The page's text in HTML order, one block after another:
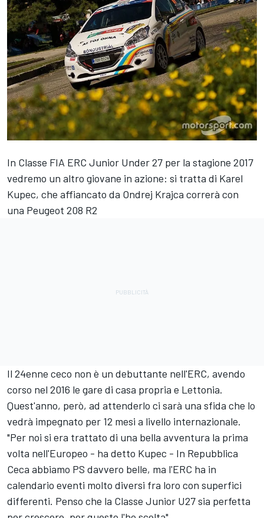
In Classe FIA ERC Junior Under 27 per la stagione 2017
vedremo un altro giovane in azione: si tratta di Karel
Kupec, che affiancato da Ondrej Krajca correrà con
una Peugeot 208 R2
Il 24enne ceco non è un debuttante nell'ERC, avendo
corso nel 2016 le gare di casa propria e Lettonia.
Quest'anno, però, ad attenderlo ci sarà una sfida che lo
vedrà impegnato per 12 mesi a livello internazionale.
"Per noi si era trattato di una bella avventura la prima
volta nell'Europeo - ha detto Kupec - In Repubblica
Ceca abbiamo PS davvero belle, ma l'ERC ha in
calendario eventi molto diversi fra loro con superfici
differenti. Penso che la Classe Junior U27 sia perfetta